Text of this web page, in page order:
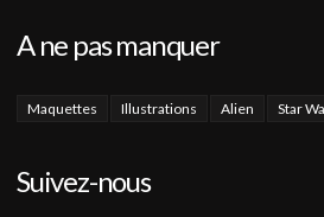
A ne pas manquer
Maquettes Illustrations Alien Star
Suivez-nous